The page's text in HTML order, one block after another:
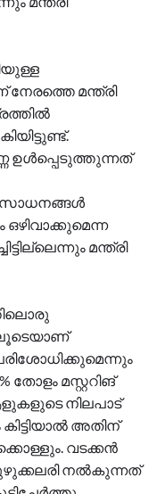
നേരത്തെ മന്ത്രി
ഉൾപ്പെടുത്തുന്നത്
സാധനങ്ങൾ
ഒഴിവാക്കുമെന്ന
മന്ത്രി
തോളം മസ്റ്ററിങ്
നിലപാട്
അതിന്
വടക്കൻ
നൽകുന്നത്